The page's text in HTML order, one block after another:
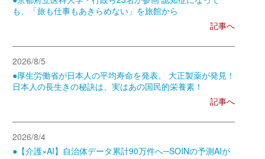
も、「旅も仕事もあきらめない」を旅館から
記事へ
2026/8/5
●厚生労働省が日本人の平均寿命を発表。 大正製薬が発見！
日本人の長生きの秘訣は、実はあの国民的栄養素！
記事へ
2026/8/4
●【介護×AI】自治体データ累計90万件へ─SOINの予測AIが